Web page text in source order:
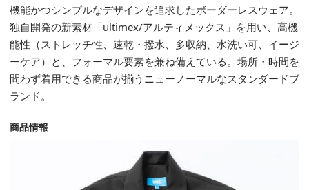
機能かつシンプルなデザインを追求したボーダーレスウェア。
独自開発の新素材「ultimex/アルティメックス」を用い、高機
能性（ストレッチ性、速乾・撥水、多収納、水洗い可、イージ
ーケア）と、フォーマル要素を兼ね備えている。場所・時間を
問わず着用できる商品が揃うニューノーマルなスタンダードブ
ランド。
商品情報